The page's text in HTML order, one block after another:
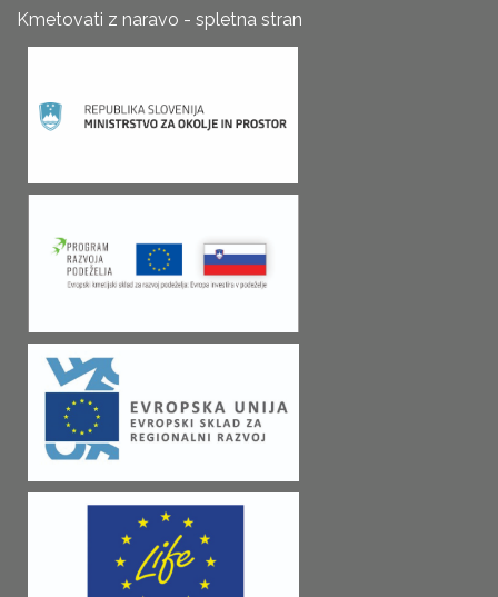
Kmetovati z naravo - spletna stran